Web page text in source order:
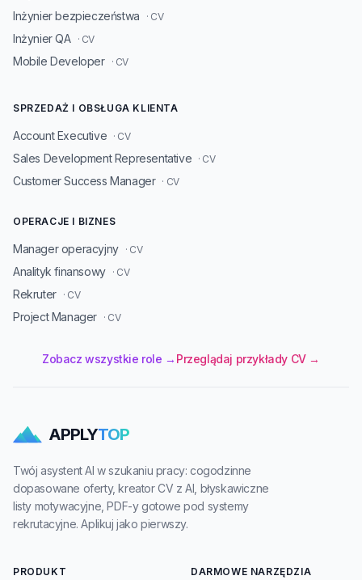
Inżynier bezpieczeństwa · CV
Inżynier QA · CV
Mobile Developer · CV
SPRZEDAŻ I OBSŁUGA KLIENTA
Account Executive · CV
Sales Development Representative · CV
Customer Success Manager · CV
OPERACJE I BIZNES
Manager operacyjny · CV
Analityk finansowy · CV
Rekruter · CV
Project Manager · CV
Zobacz wszystkie role → Przeglądaj przykłady CV →
APPLYTOP
Twój asystent AI w szukaniu pracy: cogodzinne
dopasowane oferty, kreator CV z AI, błyskawiczne
listy motywacyjne, PDF-y gotowe pod systemy
rekrutacyjne. Aplikuj jako pierwszy.
PRODUKT DARMOWE NARZĘDZIA